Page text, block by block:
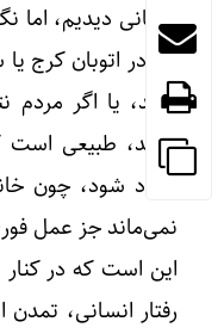
انسانی دیدیم، اما
اگر در اتوبان کرج
بیاید، یا اگر مردم
دهند، طبیعی
ایجاد شود، چون
نمی‌ماند جز عمل
این است که در
رفتار انسانی، تمدن